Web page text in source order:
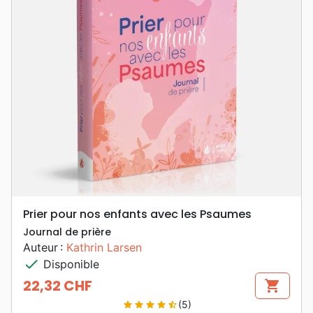
Prier pour nos enfants avec les Psaumes
Journal de prière
Auteur : Kathrin Larsen
check Disponible
Prix
22,32 CHF shopping_cart
star star star star star_half(5)